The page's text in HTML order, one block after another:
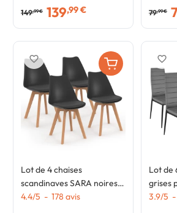
149,99 € 139,99 € 79,99 €
Lot de 4 chaises
scandinaves SARA noires
pour salle à manger
4.4/5 - 178 avis
favorite_border
Lot de
grises
3.9/5 -
favorite_border